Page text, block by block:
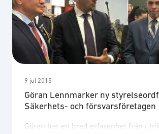
här.
9 jul 2015
Göran Lennmarker ny
Säkerhets- och försvarsföretagen
Göran har en bred erfarenhet från